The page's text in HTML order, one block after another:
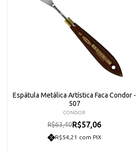
Espátula Metálica Artística Faca Condor -
507
CONDOR
R$63,40R$57,06
R$54,21 com PIX